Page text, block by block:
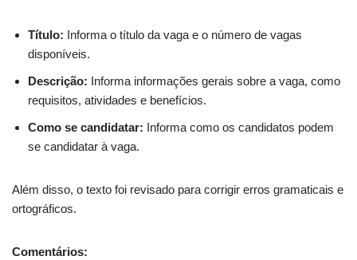
Título: Informa o título da vaga e o número de vagas
disponíveis.
Descrição: Informa informações gerais sobre a vaga, como
requisitos, atividades e benefícios.
Como se candidatar: Informa como os candidatos podem
se candidatar à vaga.
Além disso, o texto foi revisado para corrigir erros gramaticais e
ortográficos.
Comentários: